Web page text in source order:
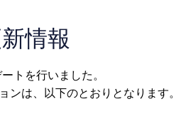
情報
トを行いました。
は、以下のとおりとなります。